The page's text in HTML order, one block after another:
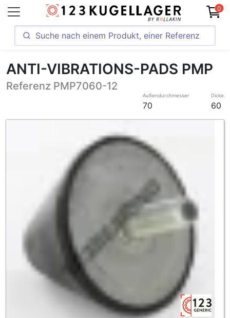
0
ANTI-VIBRATIONS-PADS PMP
Referenz PMP7060-12
Außendurchmesser
70
Dicke
60